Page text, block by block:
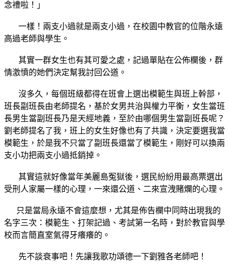
念禮啦！」
一樣！兩支小過就是兩支小過，在校園中教官的位階永遠
高過老師與學生。
其實一群女生也有其可愛之處，記過單貼在公佈欄後，群
情激憤的她們決定幫我討回公道。
沒多久，每個班級都得在班會上選出模範生與班上幹部，
班長副班長由老師提名，基於女男共治與權力平衡，女生當班
長男生當副班長乃是天經地義，至於由哪個男生當副班長呢？
劉老師提名了我，班上的女生好像也有了共識，決定要選我當
模範生，於是我不只當了副班長還當了模範生，剛好可以換兩
支小功把兩支小過抵銷掉。
其實這就好像當年美麗島冤獄後，選民紛紛用最高票選出
受刑人家屬一樣的心理，一來還公道、二來宣洩賭爛的心理。
只是當局永遠不會這麼想，尤其是佈告欄中同時出現我的
名字三次：模範生、打架記過、考試第一名時，對於教官與學
校而言簡直室氣得牙癢癢的。
先不談衰事吧！先讓我歌功頌德一下劉雅各老師吧！